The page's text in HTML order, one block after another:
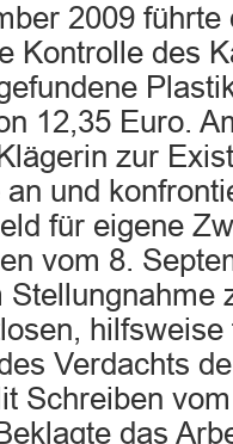
2009
Kontrolle des
12,35 Euro.
zur
und
für eigene
vom 8.
Stellungnahme
Verdachts
Schreiben
das